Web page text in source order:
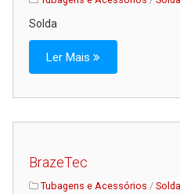
Depósitos de Gasóleo e Água
Regulação e Controlo
Tubagens e Acessórios
Ferramentas
Solda
Ler Mais
BrazeTec
Tubagens e Acessórios /